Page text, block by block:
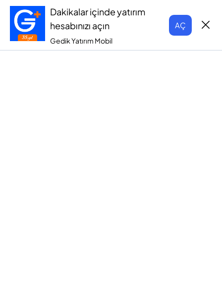
Dakikalar içinde yatırım
hesabınızı açın
Gedik Yatırım Mobil
AÇ